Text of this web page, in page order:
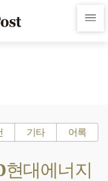
기타 어록
현대에너지